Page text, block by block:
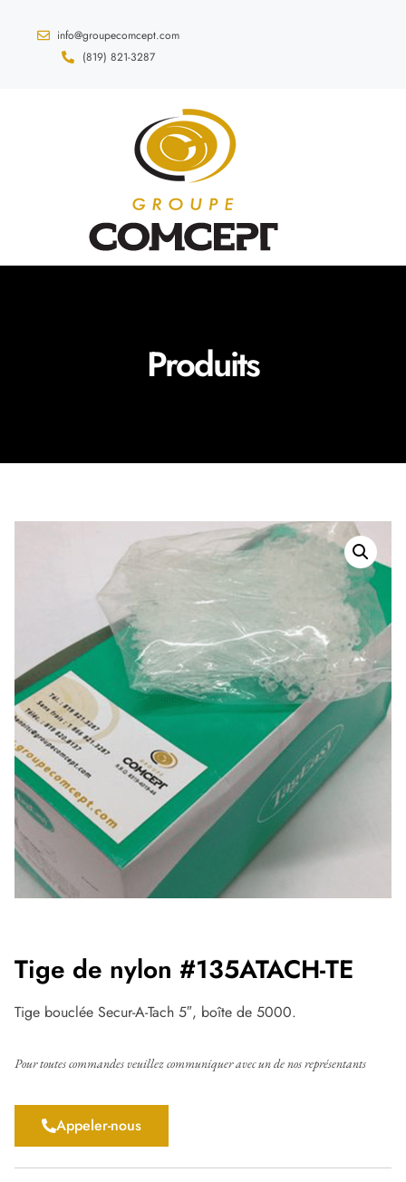
info@groupecomcept.com
(819) 821-3287
Produits
Tige de nylon #135ATACH-TE
Tige bouclée Secur-A-Tach 5″, boîte de 5000.
Pour toutes commandes veuillez communiquer avec un de nos représentants
Appeler-nous